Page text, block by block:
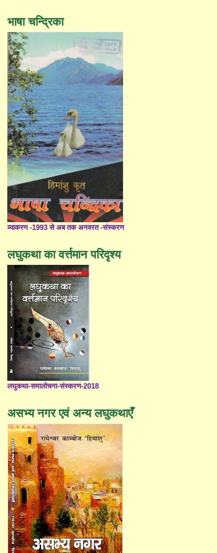
भाषा चन्द्रिका
व्याकरण -1993 से अब तक अनवरत -संस्करण
लघुकथा का वर्त्तमान परिदृश्य
लघुकथा-समालोचना-संस्करण-2018
असभ्य नगर एवं अन्य लघुकथाएँ